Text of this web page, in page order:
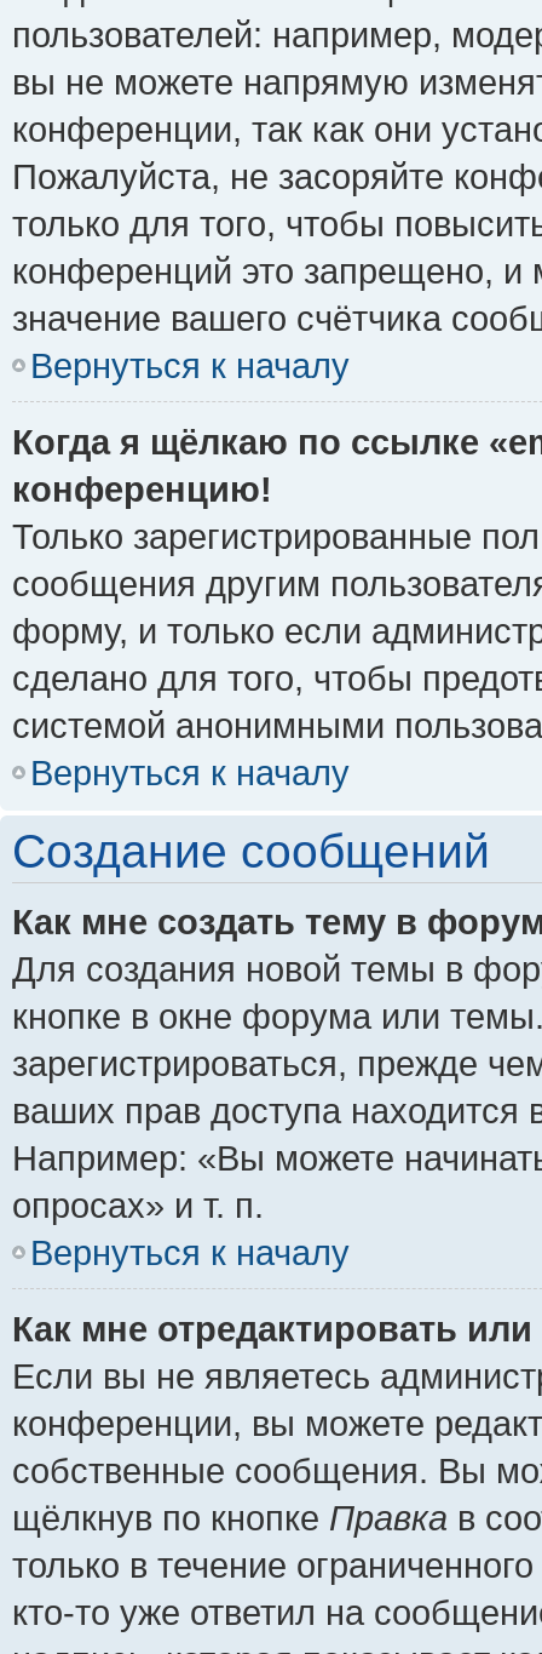
пользователей: например,
вы не можете напрямую
конференции, так как они
Пожалуйста, не засоряйте
только для того, чтобы
конференций это запрещено, и
значение вашего счётчика
Вернуться к началу
Когда я щёлкаю по ссылке
конференцию!
Только зарегистрированные
сообщения другим
форму, и только если
сделано для того, чтобы
системой анонимными
Вернуться к началу
Создание сообщений
Как мне создать тему в
Для создания новой темы в
кнопке в окне форума или
зарегистрироваться, прежде
ваших прав доступа
Например: «Вы можете
опросах» и т. п.
Вернуться к началу
Как мне отредактировать
Если вы не являетесь
конференции, вы можете
собственные сообщения. Вы
щёлкнув по кнопке Правка в
только в течение
кто-то уже ответил на